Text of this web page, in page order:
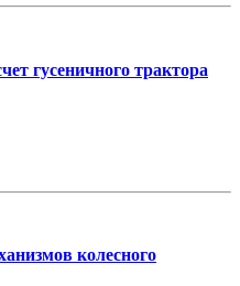
гусеничного трактора
колесного